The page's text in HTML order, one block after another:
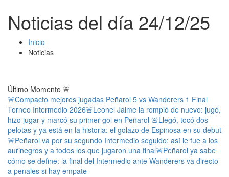
Noticias del día 24/12/25
Inicio
Noticias
Último Momento 🚨
🚨Compacto mejores jugadas Peñarol 5 vs Wanderers 1 Final
Torneo Intermedio 2026🚨Leonel Jaime la rompió de nuevo: jugó,
hizo jugar y marcó su primer gol en Peñarol 🚨Llegó, tocó dos
pelotas y ya está en la historia: el golazo de Espinosa en su debut
🚨Peñarol va por su segundo Intermedio seguido: así le fue a los
aurinegros y a todos los que jugaron una final🚨Peñarol ya sabe
cómo se define: la final del Intermedio ante Wanderers va directo
a penales si hay empate